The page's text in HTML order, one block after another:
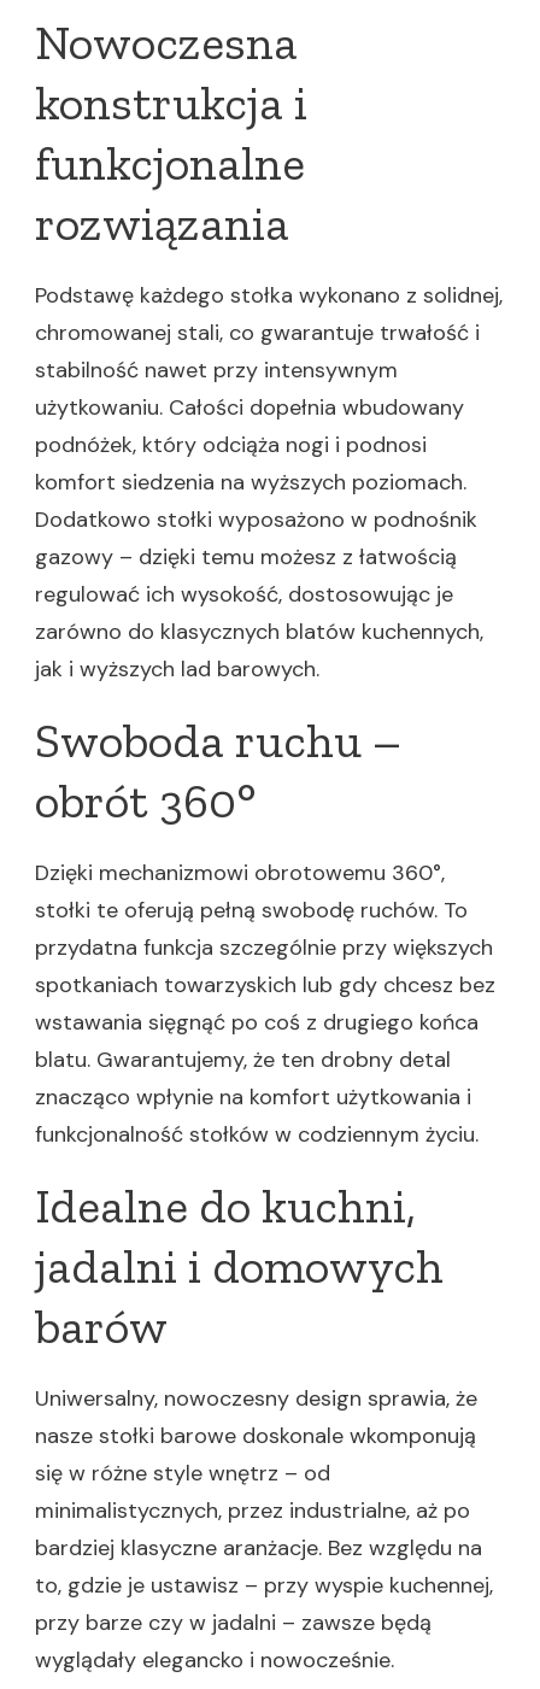
Nowoczesna
konstrukcja i
funkcjonalne
rozwiązania
Podstawę każdego stołka wykonano z solidnej,
chromowanej stali, co gwarantuje trwałość i
stabilność nawet przy intensywnym
użytkowaniu. Całości dopełnia wbudowany
podnóżek, który odciąża nogi i podnosi
komfort siedzenia na wyższych poziomach.
Dodatkowo stołki wyposażono w podnośnik
gazowy – dzięki temu możesz z łatwością
regulować ich wysokość, dostosowując je
zarówno do klasycznych blatów kuchennych,
jak i wyższych lad barowych.
Swoboda ruchu –
obrót 360°
Dzięki mechanizmowi obrotowemu 360°,
stołki te oferują pełną swobodę ruchów. To
przydatna funkcja szczególnie przy większych
spotkaniach towarzyskich lub gdy chcesz bez
wstawania sięgnąć po coś z drugiego końca
blatu. Gwarantujemy, że ten drobny detal
znacząco wpłynie na komfort użytkowania i
funkcjonalność stołków w codziennym życiu.
Idealne do kuchni,
jadalni i domowych
barów
Uniwersalny, nowoczesny design sprawia, że
nasze stołki barowe doskonale wkomponują
się w różne style wnętrz – od
minimalistycznych, przez industrialne, aż po
bardziej klasyczne aranżacje. Bez względu na
to, gdzie je ustawisz – przy wyspie kuchennej,
przy barze czy w jadalni – zawsze będą
wyglądały elegancko i nowocześnie.